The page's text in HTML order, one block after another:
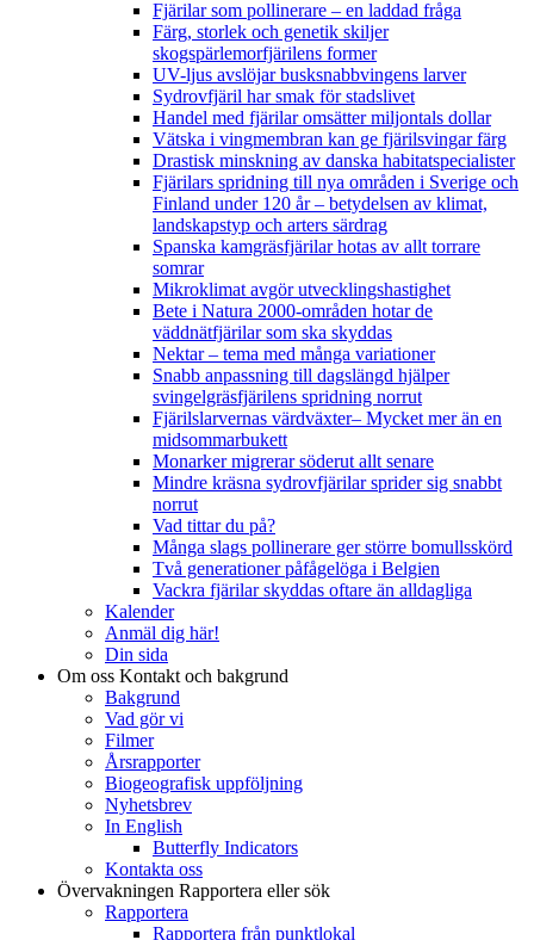
Fjärilar som pollinerare – en laddad fråga
Färg, storlek och genetik skiljer
skogspärlemorfjärilens former
UV-ljus avslöjar busksnabbvingens larver
Sydrovfjäril har smak för stadslivet
Handel med fjärilar omsätter miljontals dollar
Vätska i vingmembran kan ge fjärilsvingar färg
Drastisk minskning av danska habitatspecialister
Fjärilars spridning till nya områden i Sverige och
Finland under 120 år– betydelsen av klimat,
landskapstyp och arters särdrag
Spanska kamgräsfjärilar hotas av allt torrare
somrar
Mikroklimat avgör utvecklingshastighet
Bete i Natura 2000-områden hotar de
väddnätfjärilar som ska skyddas
Nektar – tema med många variationer
Snabb anpassning till dagslängd hjälper
svingelgräsfjärilens spridning norrut
Fjärilslarvernas värdväxter– Mycket mer än en
midsommarbukett
Monarker migrerar söderut allt senare
Mindre kräsna sydrovfjärilar sprider sig snabbt
norrut
Vad tittar du på?
Många slags pollinerare ger större bomullsskörd
Två generationer påfågelöga i Belgien
Vackra fjärilar skyddas oftare än alldagliga
Kalender
Anmäl dig här!
Din sida
Om oss Kontakt och bakgrund
Bakgrund
Vad gör vi
Filmer
Årsrapporter
Biogeografisk uppföljning
Nyhetsbrev
In English
Butterfly Indicators
Kontakta oss
Övervakningen Rapportera eller sök
Rapportera
Rapportera från punktlokal